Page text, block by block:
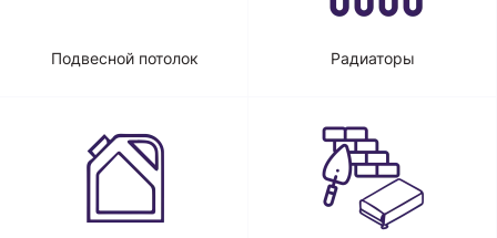
Подвесной потолок Радиаторы